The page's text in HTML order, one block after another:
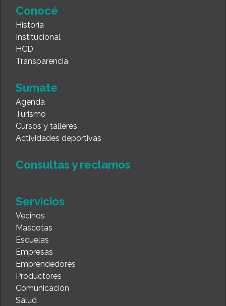
Conocé
Historia
Institucional
HCD
Transparencia
Sumate
Agenda
Turismo
Cursos y talleres
Actividades deportivas
Consultas y reclamos
Servicios
Vecinos
Mascotas
Escuelas
Empresas
Emprendedores
Productores
Comunicación
Salud